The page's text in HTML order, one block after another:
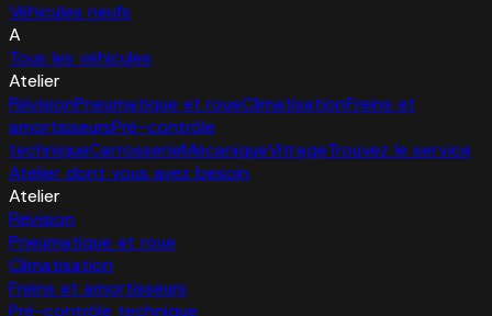
Véhicules neufs
A
Tous les véhicules
Atelier
RévisionPneumatique et roueClimatisationFreins et
amortisseursPré-contrôle
techniqueCarrosserieMécaniqueVitrageTrouvez le service
Atelier dont vous avez besoin
Atelier
Révision
Pneumatique et roue
Climatisation
Freins et amortisseurs
Pré-contrôle technique